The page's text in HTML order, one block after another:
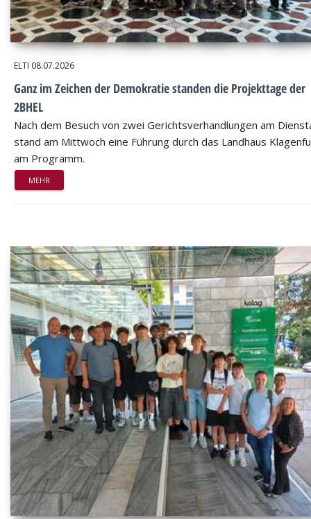
ELTI 08.07.2026
Ganz im Zeichen der Demokratie standen die Projekttage der
2BHEL
Nach dem Besuch von zwei Gerichtsverhandlungen am
stand am Mittwoch eine Führung durch das Landhaus
am Programm.
MEHR